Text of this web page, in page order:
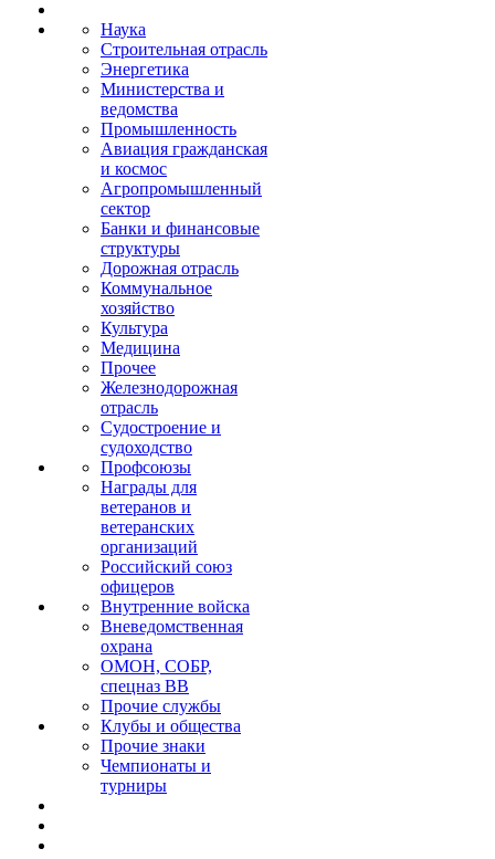
Наука
Строительная отрасль
Энергетика
Министерства и
ведомства
Промышленность
Авиация гражданская
и космос
Агропромышленный
сектор
Банки и финансовые
структуры
Дорожная отрасль
Коммунальное
хозяйство
Культура
Медицина
Прочее
Железнодорожная
отрасль
Судостроение и
судоходство
Профсоюзы
Награды для
ветеранов и
ветеранских
организаций
Российский союз
офицеров
Внутренние войска
Вневедомственная
охрана
ОМОН, СОБР,
спецназ ВВ
Прочие службы
Клубы и общества
Прочие знаки
Чемпионаты и
турниры